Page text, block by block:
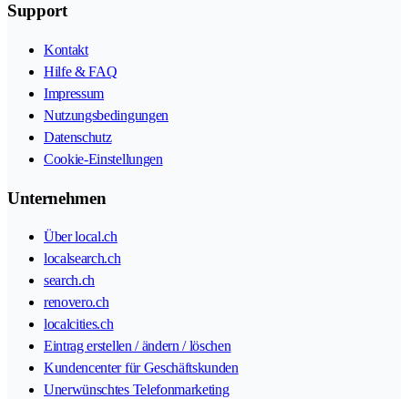
Support
Kontakt
Hilfe & FAQ
Impressum
Nutzungsbedingungen
Datenschutz
Cookie-Einstellungen
Unternehmen
Über local.ch
localsearch.ch
search.ch
renovero.ch
localcities.ch
Eintrag erstellen / ändern / löschen
Kundencenter für Geschäftskunden
Unerwünschtes Telefonmarketing